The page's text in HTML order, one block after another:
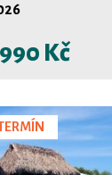
Kč